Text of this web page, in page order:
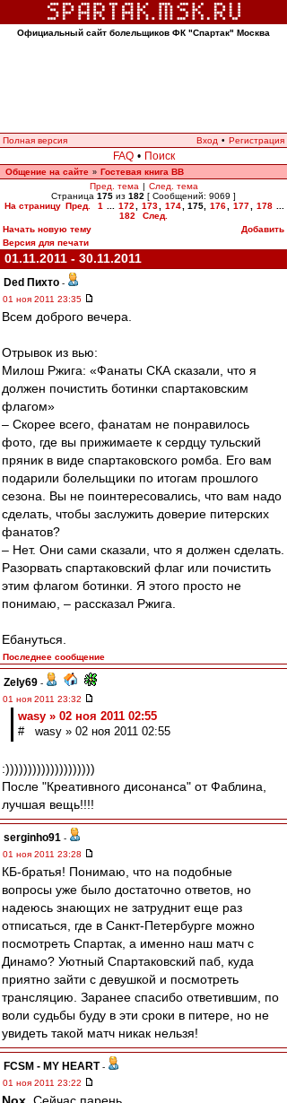
Официальный сайт болельщиков ФК "Спартак" Москва
Полная версия Вход • Регистрация
FAQ • Поиск
Общение на сайте » Гостевая книга ВВ
Пред. тема | След. тема
Страница 175 из 182 [ Сообщений: 9069 ]
На страницу Пред. 1 172 173 174 175, 176 177 178
182
След.
Начать новую тему
Добавить
Версия для печати
01.11.2011 - 30.11.2011
Ded Пихто -
01 ноя 2011 23:35
Всем доброго вечера.
Отрывок из вью:
Милош Ржига: «Фанаты СКА сказали, что я
должен почистить ботинки спартаковским
флагом»
– Скорее всего, фанатам не понравилось
фото, где вы прижимаете к сердцу тульский
пряник в виде спартаковского ромба. Его вам
подарили болельщики по итогам прошлого
сезона. Вы не поинтересовались, что вам надо
сделать, чтобы заслужить доверие питерских
фанатов?
– Нет. Они сами сказали, что я должен сделать.
Разорвать спартаковский флаг или почистить
этим флагом ботинки. Я этого просто не
понимаю, – рассказал Ржига.
Ебануться.
Последнее сообщение
Zely69 -
01 ноя 2011 23:32
wasy » 02 ноя 2011 02:55
# wasy » 02 ноя 2011 02:55
:))))))))))))))))))))
После "Креативного дисонанса" от Фаблина,
лучшая вещь!!!!
serginho91 -
01 ноя 2011 23:28
КБ-братья! Понимаю, что на подобные
вопросы уже было достаточно ответов, но
надеюсь знающих не затруднит еще раз
отписаться, где в Санкт-Петербурге можно
посмотреть Спартак, а именно наш матч с
Динамо? Уютный Спартаковский паб, куда
приятно зайти с девушкой и посмотреть
трансляцию. Заранее спасибо ответившим, по
воли судьбы буду в эти сроки в питере, но не
увидеть такой матч никак нельзя!
FCSM - MY HEART -
01 ноя 2011 23:22